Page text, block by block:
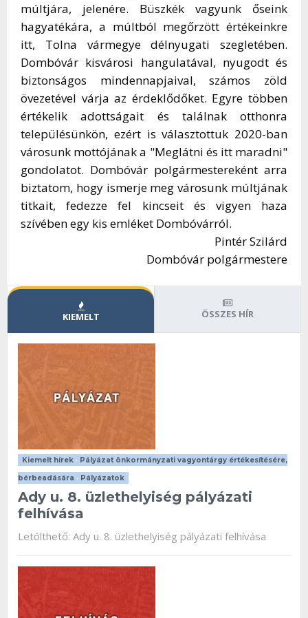
múltjára, jelenére. Büszkék vagyunk őseink
hagyatékára, a múltból megőrzött értékeinkre
itt, Tolna vármegye délnyugati szegletében.
Dombóvár kisvárosi hangulatával, nyugodt és
biztonságos mindennapjaival, számos zöld
övezetével várja az érdeklődőket. Egyre többen
értékelik adottságait és találnak otthonra
településünkön, ezért is választottuk 2020-ban
városunk mottójának a "Meglátni és itt maradni"
gondolatot. Dombóvár polgármestereként arra
biztatom, hogy ismerje meg városunk múltjának
titkait, fedezze fel kincseit és vigyen haza
szívében egy kis emléket Dombóvárról.
Pintér Szilárd
Dombóvár polgármestere
KIEMELT ÖSSZES HÍR
Kiemelt hírek • Pályázat önkormányzati vagyontárgy értékesítésére,
bérbeadására • Pályázatok
Ady u. 8. üzlethelyiség pályázati
felhívása
Letölthető: Ady u. 8. üzlethelyiség pályázati felhívása